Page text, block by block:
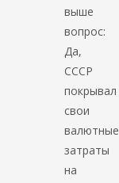
выше
вопрос:
Да,
СССР
покрывал
свои
валютные
затраты
на